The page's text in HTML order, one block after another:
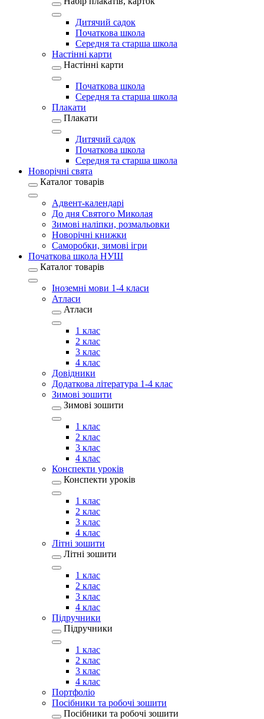
Дитячий садок
Початкова школа
Середня та старша школа
Настінні карти
Настінні карти
Початкова школа
Середня та старша школа
Плакати
Плакати
Дитячий садок
Початкова школа
Середня та старша школа
Новорічні свята
Каталог товарів
Адвент-календарі
До дня Святого Миколая
Зимові наліпки, розмальовки
Новорічні книжки
Саморобки, зимові ігри
Початкова школа НУШ
Каталог товарів
Іноземні мови 1-4 класи
Атласи
Атласи
1 клас
2 клас
3 клас
4 клас
Довідники
Додаткова література 1-4 клас
Зимові зошити
Зимові зошити
1 клас
2 клас
3 клас
4 клас
Конспекти уроків
Конспекти уроків
1 клас
2 клас
3 клас
4 клас
Літні зошити
Літні зошити
1 клас
2 клас
3 клас
4 клас
Підручники
Підручники
1 клас
2 клас
3 клас
4 клас
Портфоліо
Посібники та робочі зошити
Посібники та робочі зошити